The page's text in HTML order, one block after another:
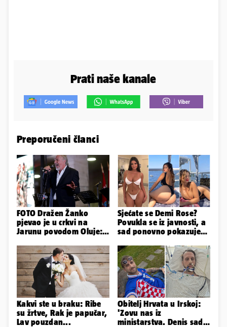
Prati naše kanale
Preporučeni članci
FOTO Dražen Žanko
pjevao je u crkvi na
Jarunu povodom Oluje:
nastup
Sjećate se Demi Rose?
Povukla se iz javnosti, a
sad ponovno pokazuje
Kakvi ste u braku: Ribe
su žrtve, Rak je papučar,
Lav pouzdan...
Obitelj Hrvata u Irskoj:
'Zovu nas iz
ministarstva. Denis sada